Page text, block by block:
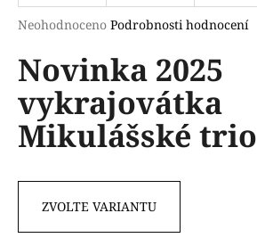
Průměrné
produktu
je
z
5
hvězdiček.
Neohodnoceno Podrobnosti hodnocení
Novinka 2025
vykrajovátka
Mikulášské trio
ZVOLTE VARIANTU
o
p
o
r
u
u